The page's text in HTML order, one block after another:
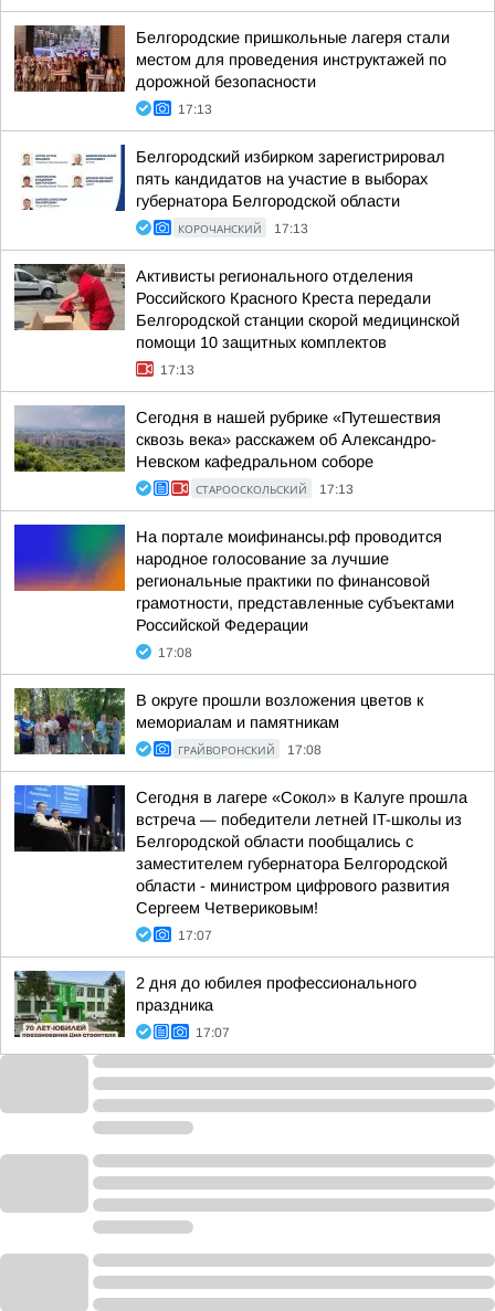
Белгородские пришкольные лагеря стали
местом для проведения инструктажей по
дорожной безопасности
17:13
Белгородский избирком зарегистрировал
пять кандидатов на участие в выборах
губернатора Белгородской области
КОРОЧАНСКИЙ 17:13
Активисты регионального отделения
Российского Красного Креста передали
Белгородской станции скорой медицинской
помощи 10 защитных комплектов
17:13
Сегодня в нашей рубрике «Путешествия
сквозь века» расскажем об Александро-
Невском кафедральном соборе
СТАРООСКОЛЬСКИЙ 17:13
На портале моифинансы.рф проводится
народное голосование за лучшие
региональные практики по финансовой
грамотности, представленные субъектами
Российской Федерации
17:08
В округе прошли возложения цветов к
мемориалам и памятникам
ГРАЙВОРОНСКИЙ 17:08
Сегодня в лагере «Сокол» в Калуге прошла
встреча — победители летней IT-школы из
Белгородской области пообщались с
заместителем губернатора Белгородской
области - министром цифрового развития
Сергеем Четвериковым!
17:07
2 дня до юбилея профессионального
праздника
17:07